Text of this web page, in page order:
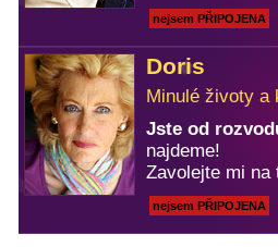
nejsem PŘIPOJENA
Doris
Minulé životy a
Jste od
najdeme!
Zavolejte mi
nejsem PŘIPOJENA